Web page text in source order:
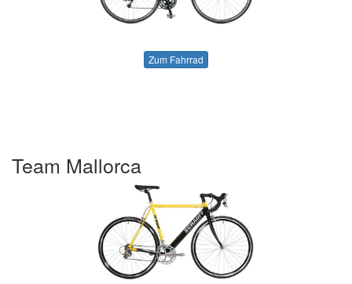
Zum Fahrrad
Team Mallorca